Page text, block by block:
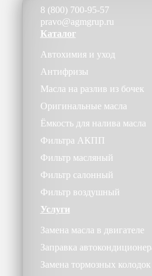
8 (800) 700-95-57
pravo@agmgrup.ru
Каталог
Автохимия и уход
Антифризы
Масла на разлив из бочек
Оригинальные масла
Ёмкость для налива масла
Фильтра АКПП
Фильтр масляный
Фильтр салонный
Фильтр воздушный
Услуги
Замена масла в двигателе
Заправка
Замена тормозных колодок